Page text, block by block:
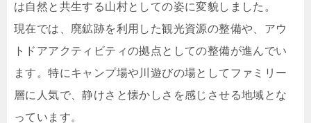
は自然と共生する山村としての姿に変貌しました。
現在では、廃鉱跡を利用した観光資源の整備や、アウ
トドアアクティビティの拠点としての整備が進んでい
ます。特にキャンプ場や川遊びの場としてファミリー
層に人気で、静けさと懐かしさを感じさせる地域とな
っています。